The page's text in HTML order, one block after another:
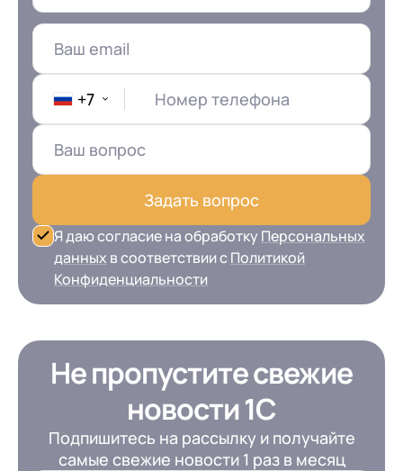
+7 Номер телефона
Задать вопрос
Я даю согласие на обработку Персональных
данных в соответствии сПолитикой
Конфиденциальности
Не пропустите свежие
новости 1С
Подпишитесь на рассылку и получайте
самые свежие новости 1 раз в месяц
данныхв соответствии сПолитикой
Конфиденциальности